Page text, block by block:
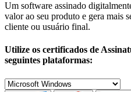
Um software assinado
valor ao seu produto e gera mais
cliente ou usuário final.
Utilize os certificados de
seguintes plataformas: